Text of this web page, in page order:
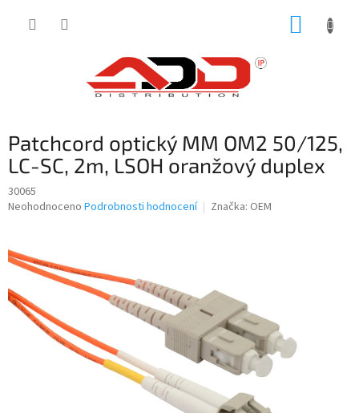
Patchcord optický MM OM2 50/125,
LC-SC, 2m, LSOH oranžový duplex
30065
Průměrné
je
0,0
5
hvězdiček.
Neohodnoceno Podrobnosti hodnocení Značka: OEM